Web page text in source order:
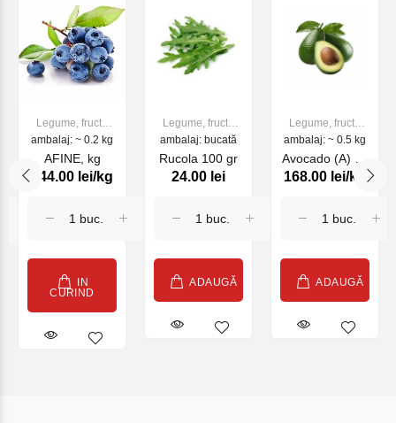
Legume, fructe
proaspete
ambalaj: ~ 0.2 kg
AFINE, kg
144.00 lei/kg
IN
CURIND
Legume, fructe
proaspete
ambalaj: bucată
Rucola 100 gr
24.00 lei
ADAUGĂ
Legume, fructe
proaspete
ambalaj: ~ 0.5 kg
Avocado (A) kg
#
168.00 lei/kg
ADAUGĂ